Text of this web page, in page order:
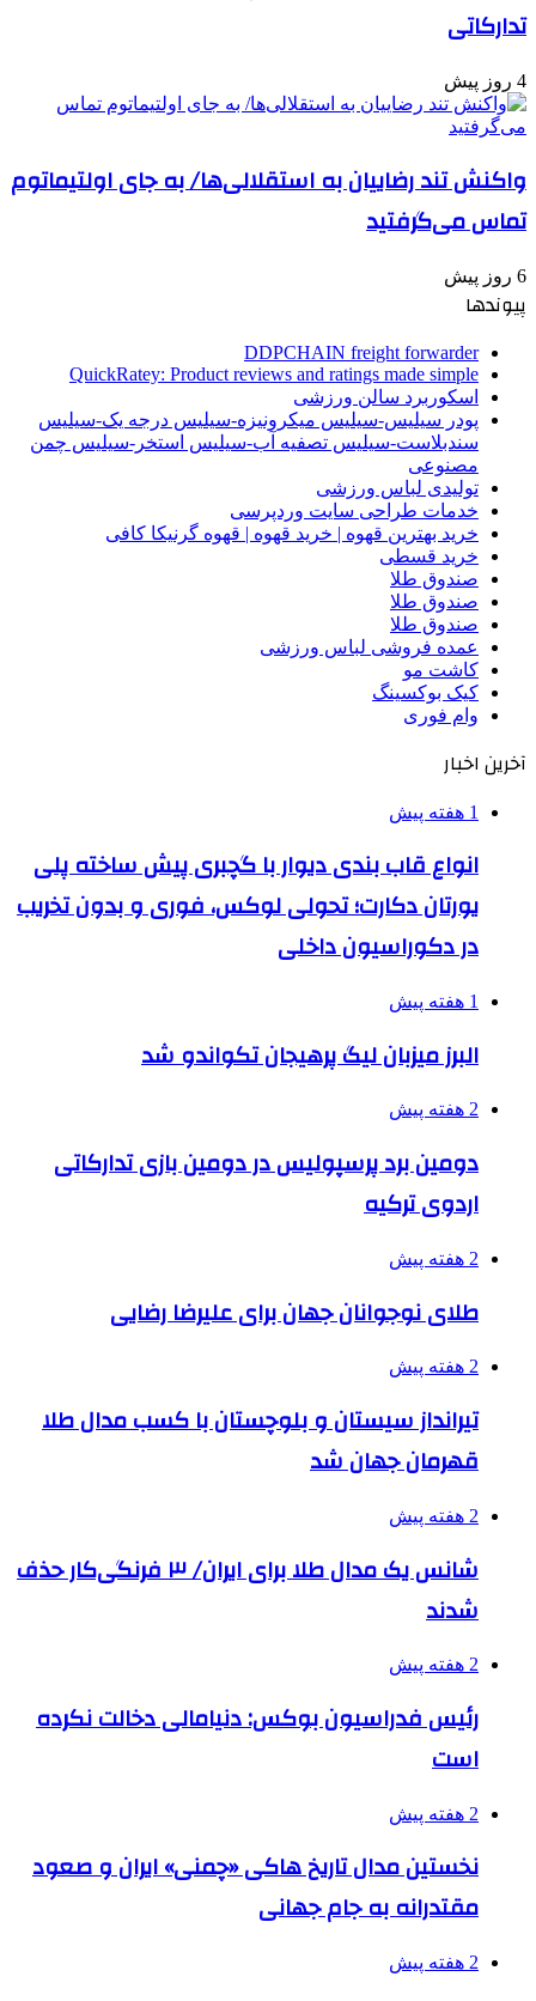
تدارکاتی
4 روز پیش
واکنش تند رضاییان به استقلالی‌ها/ به جای اولتیماتوم
تماس می‌گرفتید
6 روز پیش
پیوندها
DDPCHAIN freight forwarder
QuickRatey: Product reviews and ratings made simple
اسکوربرد سالن ورزشی
پودر سیلیس-سیلیس میکرونیزه-سیلیس درجه یک-سیلیس
سندبلاست-سیلیس تصفیه آب-سیلیس استخر-سیلیس چمن
مصنوعی
تولیدی لباس ورزشی
خدمات طراحی سایت وردپرسی
خرید بهترین قهوه | خرید قهوه | قهوه گرنیکا کافی
خرید قسطی
صندوق طلا
صندوق طلا
صندوق طلا
عمده فروشی لباس ورزشی
کاشت مو
کیک بوکسینگ
وام فوری
آخرین اخبار
1 هفته پیش
انواع قاب بندی دیوار با گچبری پیش ساخته پلی
یورتان دکارت؛ تحولی لوکس، فوری و بدون تخریب
در دکوراسیون داخلی
1 هفته پیش
البرز میزبان لیگ پرهیجان تکواندو شد
2 هفته پیش
دومین برد پرسپولیس در دومین بازی تدارکاتی
اردوی ترکیه
2 هفته پیش
طلای نوجوانان جهان برای علیرضا رضایی
2 هفته پیش
تیرانداز سیستان و بلوچستان با کسب مدال طلا
قهرمان جهان شد
2 هفته پیش
شانس یک مدال طلا برای ایران/ ۳ فرنگی‌کار حذف
شدند
2 هفته پیش
رئیس فدراسیون بوکس: دنیامالی دخالت نکرده
است
2 هفته پیش
نخستین مدال تاریخ هاکی «چمنی» ایران و صعود
مقتدرانه به جام جهانی
2 هفته پیش